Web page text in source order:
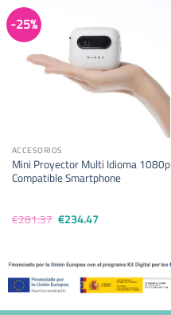
-25%
ACCESORIOS
Mini Proyector Multi Idioma 1080p
Compatible Smartphone
€281.37 El
precio
€281.37.
€234.47El
€234.47.